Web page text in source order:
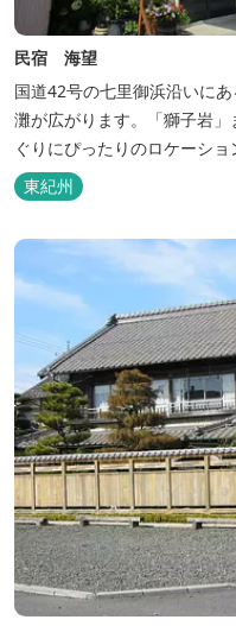
民宿 海望
国道42号の七里御浜沿いに
灘が広がります。「獅子岩
ぐりにぴったりのロケーショ
東紀州